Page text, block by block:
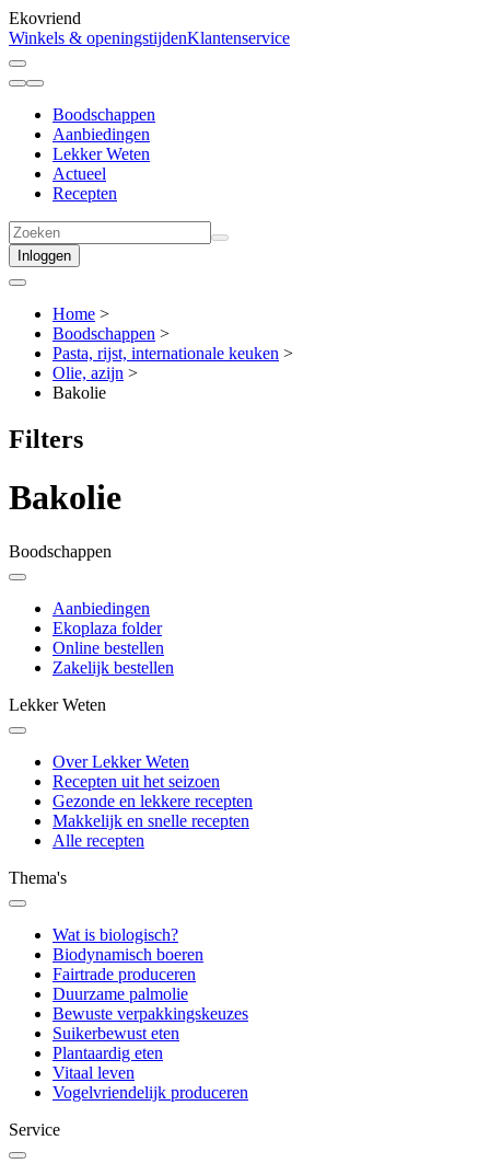
Ekovriend
Winkels & openingstijdenKlantenservice
Boodschappen
Aanbiedingen
Lekker Weten
Actueel
Recepten
Inloggen
Home >
Boodschappen >
Pasta, rijst, internationale keuken >
Olie, azijn >
Bakolie
Filters
Bakolie
Boodschappen
Aanbiedingen
Ekoplaza folder
Online bestellen
Zakelijk bestellen
Lekker Weten
Over Lekker Weten
Recepten uit het seizoen
Gezonde en lekkere recepten
Makkelijk en snelle recepten
Alle recepten
Thema's
Wat is biologisch?
Biodynamisch boeren
Fairtrade produceren
Duurzame palmolie
Bewuste verpakkingskeuzes
Suikerbewust eten
Plantaardig eten
Vitaal leven
Vogelvriendelijk produceren
Service